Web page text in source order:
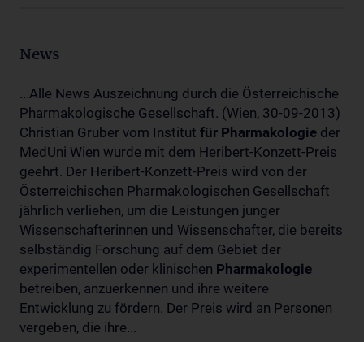
News
...Alle News Auszeichnung durch die Österreichische
Pharmakologische Gesellschaft. (Wien, 30-09-2013)
Christian Gruber vom Institut für Pharmakologie der
MedUni Wien wurde mit dem Heribert-Konzett-Preis
geehrt. Der Heribert-Konzett-Preis wird von der
Österreichischen Pharmakologischen Gesellschaft
jährlich verliehen, um die Leistungen junger
Wissenschafterinnen und Wissenschafter, die bereits
selbständig Forschung auf dem Gebiet der
experimentellen oder klinischen Pharmakologie
betreiben, anzuerkennen und ihre weitere
Entwicklung zu fördern. Der Preis wird an Personen
vergeben, die ihre...